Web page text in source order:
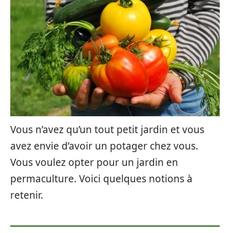
Vous n’avez qu’un tout petit jardin et vous
avez envie d’avoir un potager chez vous.
Vous voulez opter pour un jardin en
permaculture. Voici quelques notions à
retenir.